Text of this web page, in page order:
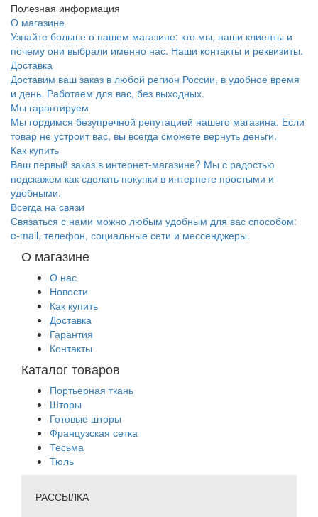
Полезная информация
О магазине
Узнайте больше о нашем магазине: кто мы, наши клиенты и
почему они выбрали именно нас. Наши контакты и реквизиты.
Доставка
Доставим ваш заказ в любой регион России, в удобное время
и день. Работаем для вас, без выходных.
Мы гарантируем
Мы гордимся безупречной репутацией нашего магазина. Если
товар не устроит вас, вы всегда сможете вернуть деньги.
Как купить
Ваш первый заказ в интернет-магазине? Мы с радостью
подскажем как сделать покупки в интернете простыми и
удобными.
Всегда на связи
Связаться с нами можно любым удобным для вас способом:
e-mail, телефон, социальные сети и мессенджеры.
О магазине
О нас
Новости
Как купить
Доставка
Гарантия
Контакты
Каталог товаров
Портьерная ткань
Шторы
Готовые шторы
Французская сетка
Тесьма
Тюль
РАССЫЛКА